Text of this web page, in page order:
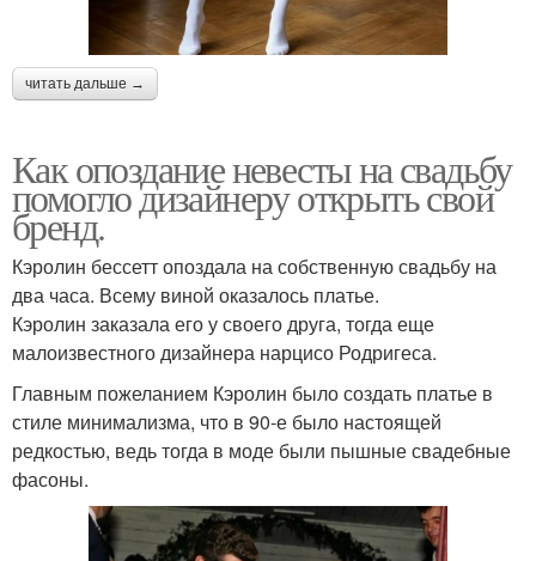
читать дальше →
Как опоздание невесты на свадьбу
помогло дизайнеру открыть свой
бренд.
Кэролин бессетт опоздала на собственную свадьбу на
два часа. Всему виной оказалось платье.
Кэролин заказала его у своего друга, тогда еще
малоизвестного дизайнера нарцисо Родригеса.
Главным пожеланием Кэролин было создать платье в
стиле минимализма, что в 90-е было настоящей
редкостью, ведь тогда в моде были пышные свадебные
фасоны.